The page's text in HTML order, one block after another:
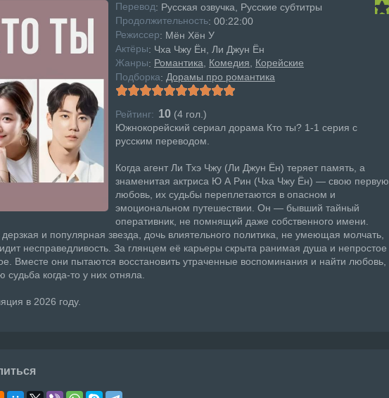
Перевод: Русская озвучка, Русские субтитры
Продолжительность: 00:22:00
Режисcер: Мён Хён У
Актёры: Чха Чжу Ён, Ли Джун Ён
Жанры: Романтика Комедия
Корейские
Подборка: Дорамы про романтика
Рейтинг: 10 (4 гол.)
Южнокорейский сериал дорама Кто ты? 1-1 серия с
русским переводом.
Когда агент Ли Тхэ Чжу (Ли Джун Ён) теряет память, а
знаменитая актриса Ю А Рин (Чха Чжу Ён) — свою первую
любовь, их судьбы переплетаются в опасном и
эмоциональном путешествии. Он — бывший тайный
оперативник, не помнящий даже собственного имени.
и популярная звезда, дочь влиятельного политика, не умеющая молчать,
несправедливость. За глянцем её карьеры скрыта ранимая душа и непростое
Вместе они пытаются восстановить утраченные воспоминания и найти любовь,
судьба когда-то у них отняла.
в 2026 году.